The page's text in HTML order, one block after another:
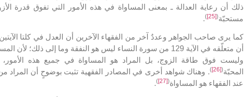
ذلك أن رعاية العدالة ـ بمعنى المساواة في هذه الأمور التي تفوق قدرة
مستحبّة(
[25]
)
.
كما يرى صاحب الجواهر وعددٌ آخر من الفقهاء الآخرين أن العدل في كلتا الآيتين
أن متعلّقه في الآية 129 من سورة النساء ليس هو النفقة وما إلى ذلك؛
وليست فوق طاقة الزوج، بل المراد هو المساواة في جميع هذه
المحبّة(
[26]
). وهناك شواهد أخرى في المصادر الفقهية تثبت بوضوحٍ أن المراد
عند الفقهاء هو المساواة(
[27]
)
.